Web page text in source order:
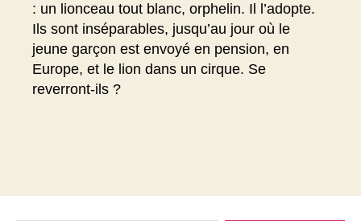
: un lionceau tout blanc, orphelin. Il l’adopte.
Ils sont inséparables, jusqu’au jour où le
jeune garçon est envoyé en pension, en
Europe, et le lion dans un cirque. Se
reverront-ils ?